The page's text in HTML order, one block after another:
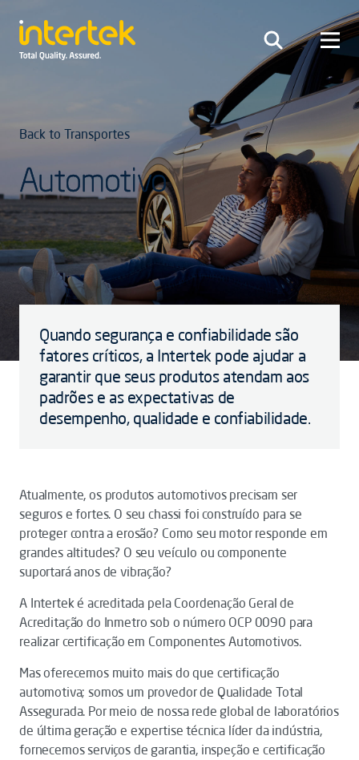
Back to Transportes
Automotivo
Quando segurança e confiabilidade são
fatores críticos, a Intertek pode ajudar a
garantir que seus produtos atendam aos
padrões e as expectativas de
desempenho, qualidade e confiabilidade.
Atualmente, os produtos automotivos precisam ser
seguros e fortes. O seu chassi foi construído para se
proteger contra a erosão? Como seu motor responde em
grandes altitudes? O seu veículo ou componente
suportará anos de vibração?
A Intertek é acreditada pela Coordenação Geral de
Acreditação do Inmetro sob o número OCP 0090 para
realizar certificação em Componentes Automotivos.
Mas oferecemos muito mais do que certificação
automotiva; somos um provedor de Qualidade Total
Assegurada. Por meio de nossa rede global de laboratórios
de última geração e expertise técnica líder da indústria,
fornecemos serviços de garantia, inspeção e certificação